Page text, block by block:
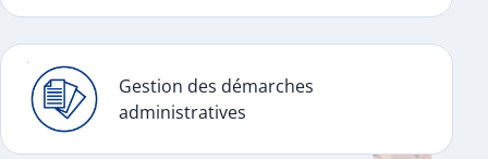
Gestion des démarches
administratives